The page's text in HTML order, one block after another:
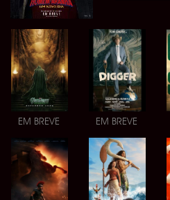
EM BREVE EM BREVE